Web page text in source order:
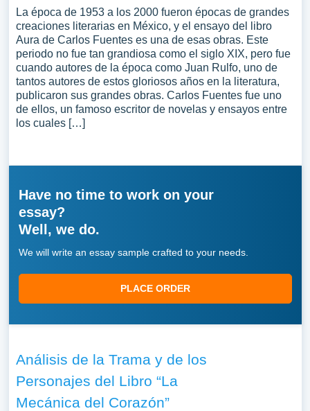
La época de 1953 a los 2000 fueron épocas de grandes
creaciones literarias en México, y el ensayo del libro
Aura de Carlos Fuentes es una de esas obras. Este
periodo no fue tan grandiosa como el siglo XIX, pero fue
cuando autores de la época como Juan Rulfo, uno de
tantos autores de estos gloriosos años en la literatura,
publicaron sus grandes obras. Carlos Fuentes fue uno
de ellos, un famoso escritor de novelas y ensayos entre
los cuales […]
Have no time to work on your
essay?
Well, we do.
We will write an essay sample crafted to your needs.
PLACE ORDER
Análisis de la Trama y de los
Personajes del Libro “La
Mecánica del Corazón”